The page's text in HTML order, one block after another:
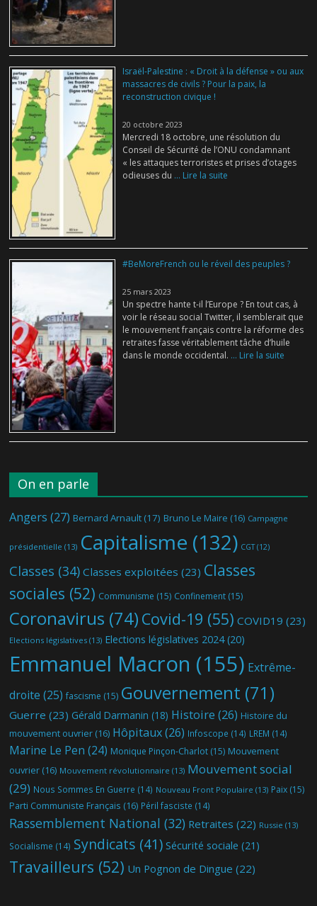
Israël-Palestine : « Droit à la défense » ou aux
massacres de civils ? Pour la paix, la
reconstruction civique !
20 octobre 2023
Mercredi 18 octobre, une résolution du
Conseil de Sécurité de l’ONU condamnant
« les attaques terroristes et prises d’otages
odieuses du ... Lire la suite
#BeMoreFrench ou le réveil des peuples ?
25 mars 2023
Un spectre hante t-il l’Europe ? En tout cas, à
voir le réseau social Twitter, il semblerait que
le mouvement français contre la réforme des
retraites fasse véritablement tâche d’huile
dans le monde occidental. ... Lire la suite
On en parle
Angers (27) Bernard Arnault (17) Bruno Le Maire (16) Campagne
présidentielle (13) Capitalisme (132) CGT(12)
Classes (34) Classes exploitées (23) Classes
sociales (52) Communisme (15) Confinement (15)
Coronavirus (74) Covid-19 (55) COVID19 (23)
Elections législatives (13) Elections législatives 2024(20)
Emmanuel Macron (155) Extrême-
droite (25) fascisme (15) Gouvernement (71)
Guerre (23) Gérald Darmanin (18) Histoire (26) Histoire du
mouvement ouvrier (16) Hôpitaux(26) Infoscope (14) LREM (14)
Marine Le Pen (24) Monique Pinçon-Charlot (15) Mouvement
ouvrier (16) Mouvement révolutionnaire (13) Mouvement social
(29) Nous Sommes En Guerre (14) Nouveau Front Populaire (13) Paix (15)
Parti Communiste Français (16) Péril fasciste (14)
Rassemblement National (32) Retraites (22) Russie (13)
Socialisme (14) Syndicats (41) Sécurité sociale (21)
Travailleurs (52) Un Pognon de Dingue (22)